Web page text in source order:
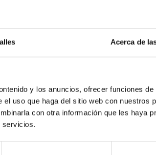
Acerca de
y los anuncios, ofrecer funciones de
uso que haga del sitio web con nuestros
con otra información que les haya
servicios.
IAC PORTAL
Sitemap
Privacy policy